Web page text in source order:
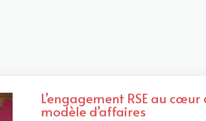
L’engagement RSE au
modèle d’affaires